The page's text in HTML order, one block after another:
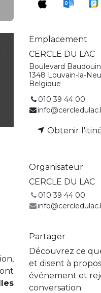
Emplacement
CERCLE DU LAC
Boulevard
1348 Louvain-la-
Belgique
010 39 44 00
Obtenir
Organisateur
CERCLE DU LAC
010 39 44 00
Partager
Découvrez ce
et disent à
événement et
conversation.